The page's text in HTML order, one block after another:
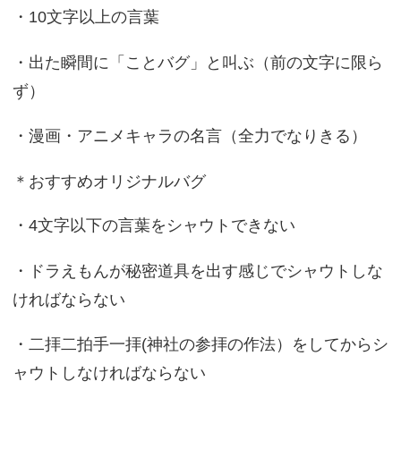
・10文字以上の言葉
・出た瞬間に「ことバグ」と叫ぶ（前の文字に限ら
ず）
・漫画・アニメキャラの名言（全力でなりきる）
＊おすすめオリジナルバグ
・4文字以下の言葉をシャウトできない
・ドラえもんが秘密道具を出す感じでシャウトしな
ければならない
・二拝二拍手一拝(神社の参拝の作法）をしてからシ
ャウトしなければならない